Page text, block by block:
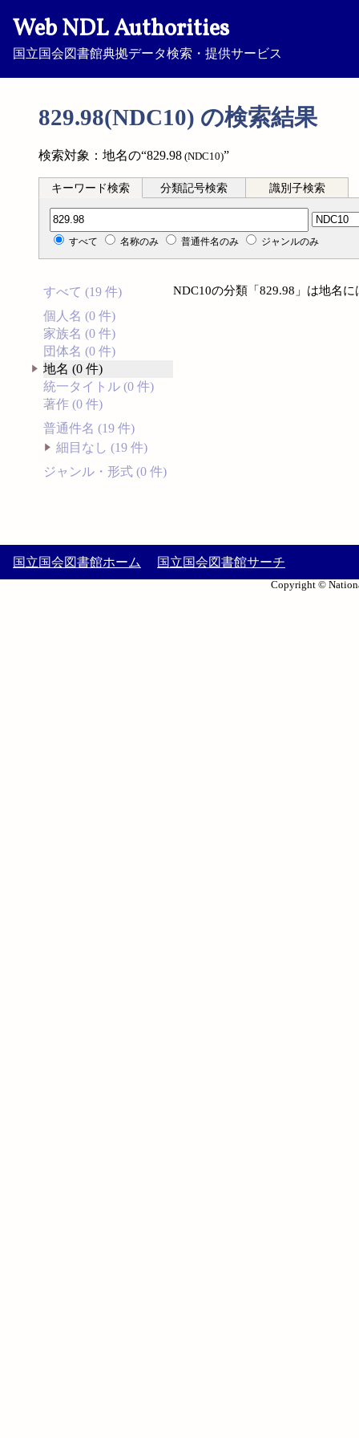
Web NDL Authorities
国立国会図書館典拠データ検索・提供サービス
829.98(NDC10) の検索結果
検索対象：地名の“829.98 (NDC10)”
キーワード検索 分類記号検索 識別子検索
分類記号検索
すべて 名称のみ 普通件名のみ ジャンルのみ
すべて (19 件)
個人名 (0 件)
家族名 (0 件)
団体名 (0 件)
地名 (0 件)
統一タイトル (0 件)
著作 (0 件)
普通件名 (19 件)
細目なし (19 件)
ジャンル・形式 (0 件)
NDC10の分類「829.98」は地名
国立国会図書館ホーム 国立国会図書館サーチ
Copyright ©